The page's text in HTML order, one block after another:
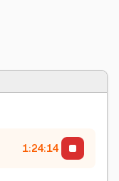
1:24:15